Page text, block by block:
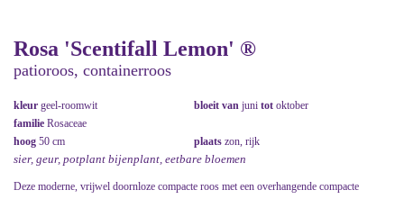
Rosa 'Scentifall Lemon' ®
patioroos, containerroos
kleur geel-roomwit bloeit van juni tot oktober
familie Rosaceae
hoog 50 cm plaats zon, rijk
sier, geur, potplant bijenplant, eetbare bloemen
Deze moderne, vrijwel doornloze compacte roos met een overhangende compacte